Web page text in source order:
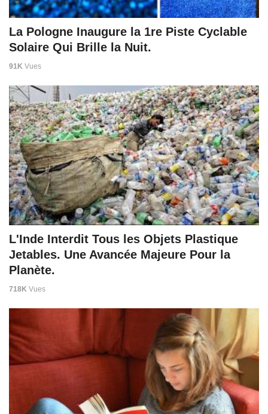
La Pologne Inaugure la 1re Piste Cyclable
Solaire Qui Brille la Nuit.
91K Vues
L'Inde Interdit Tous les Objets Plastique
Jetables. Une Avancée Majeure Pour la
Planète.
718K Vues